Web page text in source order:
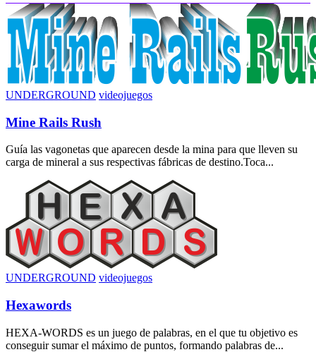
UNDERGROUND videojuegos
Mine Rails Rush
Guía las vagonetas que aparecen desde la mina para que lleven su
carga de mineral a sus respectivas fábricas de destino.Toca...
UNDERGROUND videojuegos
Hexawords
HEXA-WORDS es un juego de palabras, en el que tu objetivo es
conseguir sumar el máximo de puntos, formando palabras de...